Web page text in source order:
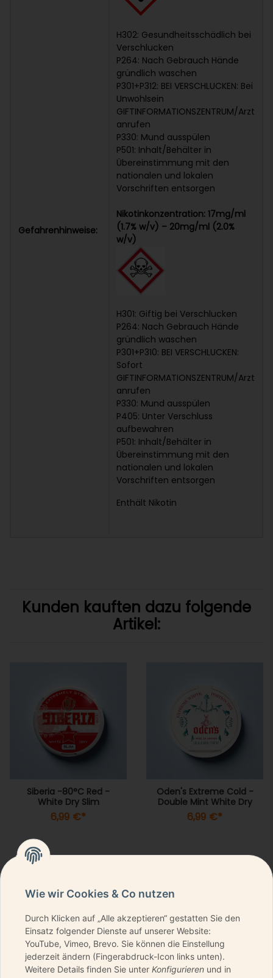
Gefahrenhinweise:
H302: Gesundheitsschädlich bei
Verschlucken
P264: Nach Gebrauch Hände
gründlich waschen
P301+P312: BEI VERSCHLUCKEN: Bei
Unwohlsein
GIFTINFORMATIONSZENTRUM/Arzt
anrufen
P330: Mund ausspülen
P501: Inhalt/Behälter in
Übereinstimmung mit den
nationalen und lokalen
Vorschriften entsorgen
Nikotinkonzentration: 17mg/ml
(1.7% w/v) – 20mg/ml (2.0%
w/v)
H301: Giftig bei Verschlucken
P264: Nach Gebrauch Hände
gründlich waschen
P301+P310: BEI VERSCHLUCKEN:
Sofort
GIFTINFORMATIONSZENTRUM/Arzt
anrufen
P330: Mund ausspülen
P405: Unter Verschluss
aufbewahren
P501: Inhalt/Behälter in
Übereinstimmung mit den
nationalen und lokalen
Vorschriften entsorgen
Enthält Nikotin
Kunden kauften dazu folgende
Artikel:
Siberia -80°C Red -
White Dry Slim
6,99 €*
Oden's Extreme Cold -
Double Mint White Dry
6,99 €*
NEWSLETTER ABONNIEREN & KEINE DEALS
VERPASSEN
Wie wir Cookies & Co nutzen
Durch Klicken auf „Alle akzeptieren“ gestatten Sie den
Einsatz folgender Dienste auf unserer Website:
YouTube, Vimeo, Brevo. Sie können die Einstellung
jederzeit ändern (Fingerabdruck-Icon links unten).
Weitere Details finden Sie unter Konfigurieren und in